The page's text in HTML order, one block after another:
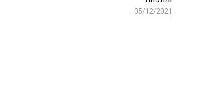
05/12/2021